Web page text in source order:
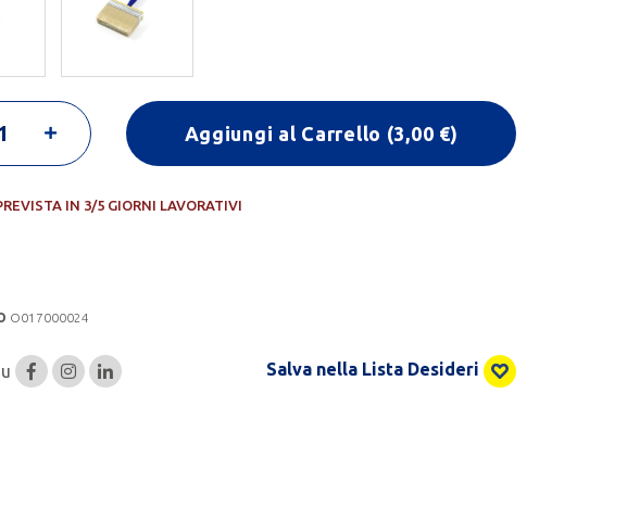
Aggiungi al Carrello (3,00 €)
IN 3/5 GIORNI LAVORATIVI
O017000024
Salva nella Lista Desideri